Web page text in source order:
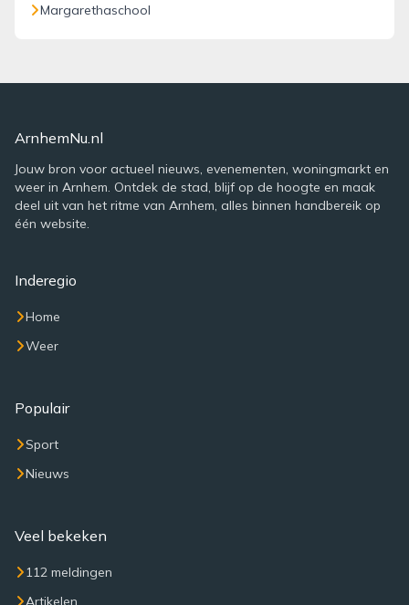
Margarethaschool
ArnhemNu.nl
Jouw bron voor actueel nieuws, evenementen, woningmarkt en
weer in Arnhem. Ontdek de stad, blijf op de hoogte en maak
deel uit van het ritme van Arnhem, alles binnen handbereik op
één website.
Inderegio
Home
Weer
Populair
Sport
Nieuws
Veel bekeken
112 meldingen
Artikelen